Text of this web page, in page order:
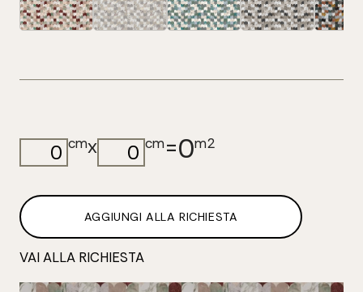
cmx cm=0m2
AGGIUNGI ALLA RICHIESTA
VAI ALLA RICHIESTA